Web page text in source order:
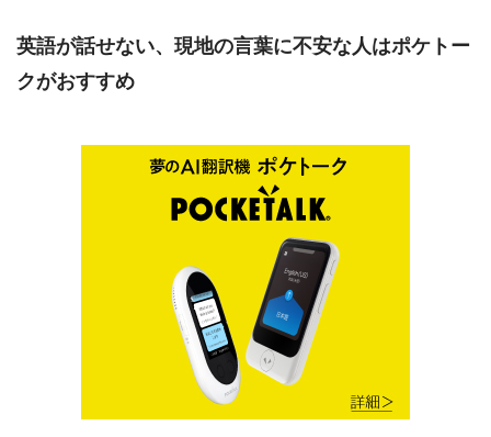
英語が話せない、現地の言葉に不安な人はポケトー
クがおすすめ